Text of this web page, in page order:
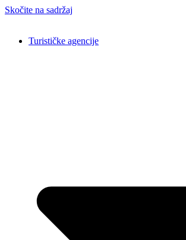
Skočite na sadržaj
Turističke agencije